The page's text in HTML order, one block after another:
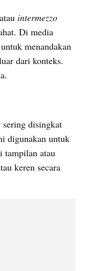
Di media
menandakan
dari konteks.
sering disingkat
digunakan untuk
tampilan atau
keren secara